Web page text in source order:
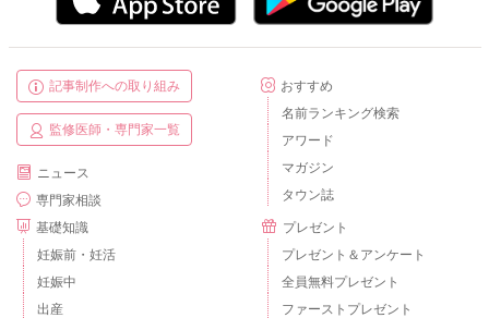
記事制作への取り組み
監修医師・専門家一覧
ニュース
専門家相談
基礎知識
妊娠前・妊活
妊娠中
出産
おすすめ
名前ランキング検索
アワード
マガジン
タウン誌
プレゼント
プレゼント＆アンケート
全員無料プレゼント
ファーストプレゼント